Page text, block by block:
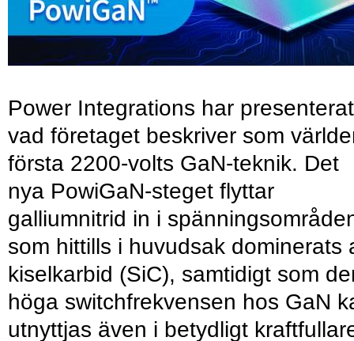
Power Integrations har presenterat
vad företaget beskriver som
första 2200-volts GaN-teknik. Det
nya PowiGaN-steget flyttar
galliumnitrid in i
som hittills i huvudsak dominerats
kiselkarbid (SiC), samtidigt som
höga switchfrekvensen hos GaN
utnyttjas även i betydligt